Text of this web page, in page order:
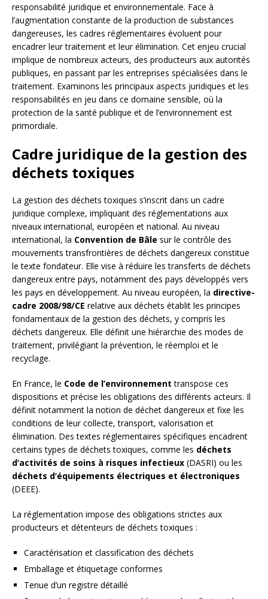
responsabilité juridique et environnementale. Face à
l’augmentation constante de la production de substances
dangereuses, les cadres réglementaires évoluent pour
encadrer leur traitement et leur élimination. Cet enjeu crucial
implique de nombreux acteurs, des producteurs aux autorités
publiques, en passant par les entreprises spécialisées dans le
traitement. Examinons les principaux aspects juridiques et les
responsabilités en jeu dans ce domaine sensible, où la
protection de la santé publique et de l’environnement est
primordiale.
Cadre juridique de la gestion des
déchets toxiques
La gestion des déchets toxiques s’inscrit dans un cadre
juridique complexe, impliquant des réglementations aux
niveaux international, européen et national. Au niveau
international, la Convention de Bâle sur le contrôle des
mouvements transfrontières de déchets dangereux constitue
le texte fondateur. Elle vise à réduire les transferts de déchets
dangereux entre pays, notamment des pays développés vers
les pays en développement. Au niveau européen, la directive-
cadre 2008/98/CE relative aux déchets établit les principes
fondamentaux de la gestion des déchets, y compris les
déchets dangereux. Elle définit une hiérarchie des modes de
traitement, privilégiant la prévention, le réemploi et le
recyclage.
En France, le Code de l’environnement transpose ces
dispositions et précise les obligations des différents acteurs. Il
définit notamment la notion de déchet dangereux et fixe les
conditions de leur collecte, transport, valorisation et
élimination. Des textes réglementaires spécifiques encadrent
certains types de déchets toxiques, comme les déchets
d’activités de soins à risques infectieux (DASRI) ou les
déchets d’équipements électriques et électroniques
(DEEE).
La réglementation impose des obligations strictes aux
producteurs et détenteurs de déchets toxiques :
Caractérisation et classification des déchets
Emballage et étiquetage conformes
Tenue d’un registre détaillé